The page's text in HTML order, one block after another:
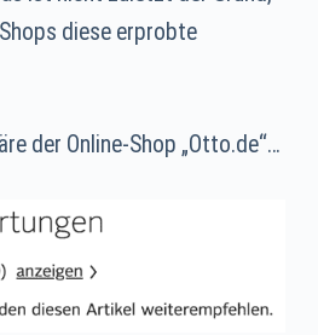
diese erprobte
der Online-Shop „Otto.de“…